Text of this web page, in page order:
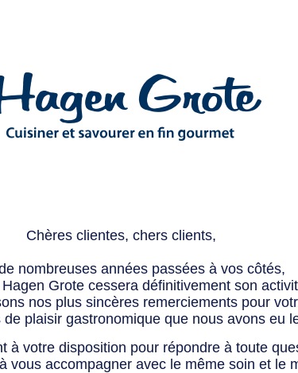
Chères clientes, chers clients,
nombreuses années passées à vos côtés,
Grote cessera définitivement son
nos plus sincères remerciements pour
plaisir gastronomique que nous avons eu
à votre disposition pour répondre à toute
vous accompagner avec le même soin et le